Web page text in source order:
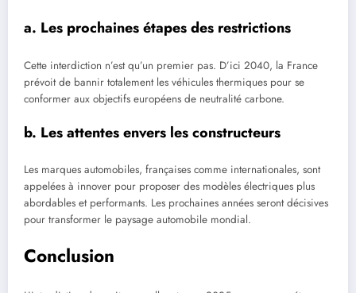
a. Les prochaines étapes des restrictions
Cette interdiction n’est qu’un premier pas. D’ici 2040, la France
prévoit de bannir totalement les véhicules thermiques pour se
conformer aux objectifs européens de neutralité carbone.
b. Les attentes envers les constructeurs
Les marques automobiles, françaises comme internationales, sont
appelées à innover pour proposer des modèles électriques plus
abordables et performants. Les prochaines années seront décisives
pour transformer le paysage automobile mondial.
Conclusion